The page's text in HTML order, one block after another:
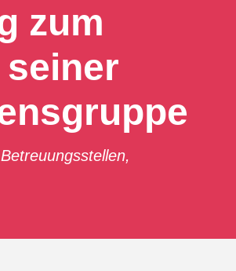
zum
Betreuungsstellen,